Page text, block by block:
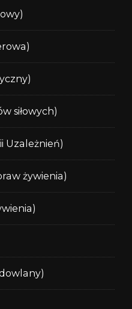
siłowych)
Uzależnień)
żywienia)